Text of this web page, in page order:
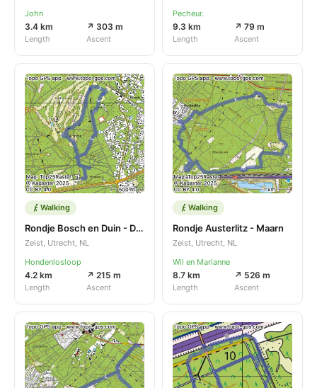
John
3.4 km
Length
↗ 303 m
Ascent
Pecheur.
9.3 km
Length
↗ 79 m
Ascent
Walking
Rondje Bosch en Duin - De Bilt
Zeist, Utrecht, NL
Hondenlosloop
4.2 km
Length
↗ 215 m
Ascent
Walking
Rondje Austerlitz - Maarn
Zeist, Utrecht, NL
Wil en Marianne
8.7 km
Length
↗ 526 m
Ascent